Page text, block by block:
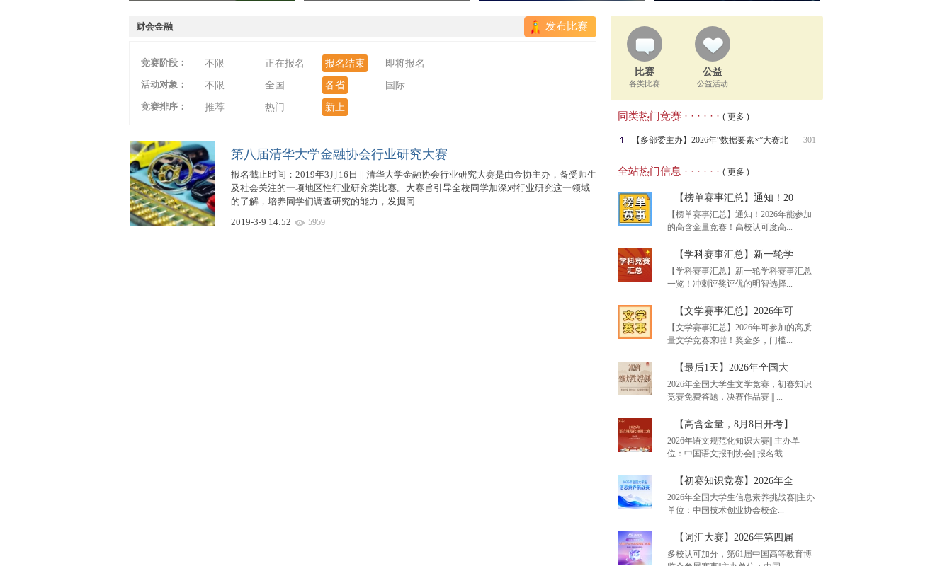
发布比赛
财会金融
竞赛阶段： 不限 正在报名 报名结束
即将报名
活动对象：
不限 全国 各省
国际
竞赛排序：
推荐 热门 新上
第八届清华大学金融协会行业研究大赛
报名截止时间：2019年3月16日 || 清华大学金融协会行业研究大赛是由金协主办，备受师生
及社会关注的一项地区性行业研究类比赛。大赛旨引导全校同学加深对行业研究这一领域
的了解，培养同学们调查研究的能力，发掘同 ...
2019-3-9 14:52
5959
比赛
各类比赛
公益
公益活动
同类热门竞赛 · · · · · · ( 更多 )
301
【多部委主办】2026年“数据要素×”大赛北
全站热门信息 · · · · · · ( 更多 )
【榜单赛事汇总】通知！20
【榜单赛事汇总】通知！2026年能参加
的高含金量竞赛！高校认可度高...
【榜单赛事汇总】通知！20
【学科赛事汇总】新一轮学
【学科赛事汇总】新一轮学科赛事汇总
一览！冲刺评奖评优的明智选择...
【学科赛事汇总】新一轮学
【文学赛事汇总】2026年可
【文学赛事汇总】2026年可参加的高质
量文学竞赛来啦！奖金多，门槛...
【文学赛事汇总】2026年可
【最后1天】2026年全国大
2026年全国大学生文学竞赛，初赛知识
竞赛免费答题，决赛作品赛 || ...
【最后1天】2026年全国大
【高含金量，8月8日开考】
2026年语文规范化知识大赛|| 主办单
位：中国语文报刊协会|| 报名截...
【高含金量，8月8日开考】
【初赛知识竞赛】2026年全
2026年全国大学生信息素养挑战赛||主办
单位：中国技术创业协会校企...
【词汇大赛】2026年第四届
多校认可加分，第61届中国高等教育博